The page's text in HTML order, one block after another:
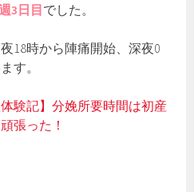
3日目でした。
18時から陣痛開始、深夜0
す。
体験記】分娩所要時間は初産
張った！